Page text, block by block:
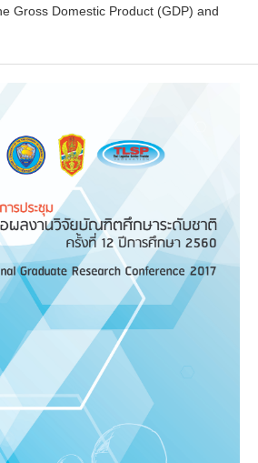
Gross Domestic Product (GDP) and